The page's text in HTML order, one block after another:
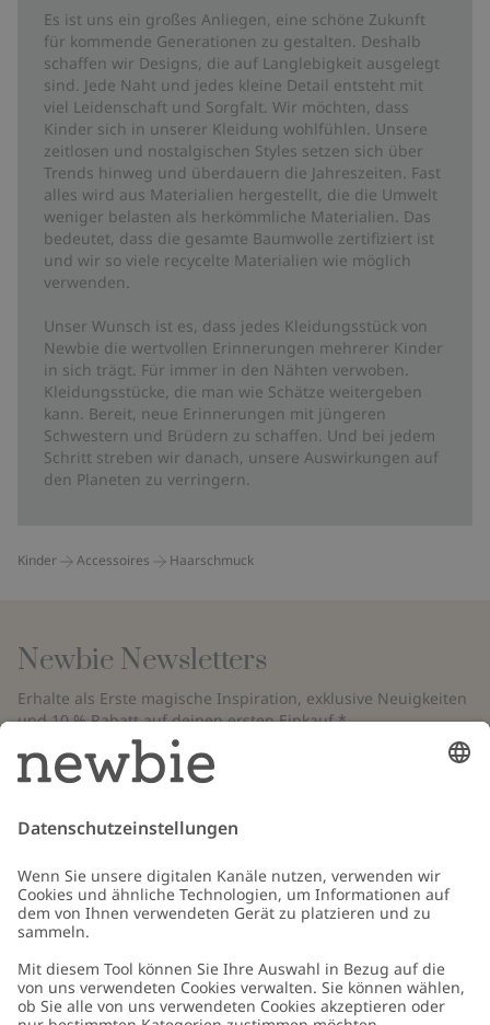
Es ist uns ein großes Anliegen, eine schöne Zukunft
für kommende Generationen zu gestalten. Deshalb
schaffen wir Designs, die auf Langlebigkeit ausgelegt
sind. Jede Naht und jedes kleine Detail entsteht mit
viel Leidenschaft und Sorgfalt. Wir möchten, dass
Kinder sich in unserer Kleidung wohlfühlen. Unsere
zeitlosen und nostalgischen Styles setzen sich über
Trends hinweg und überdauern die Jahreszeiten. Fast
alles wird aus Materialien hergestellt, die die Umwelt
weniger belasten als herkömmliche Materialien. Das
bedeutet, dass die gesamte Baumwolle zertifiziert ist
und wir so viele recycelte Materialien wie möglich
verwenden.
Unser Wunsch ist es, dass jedes Kleidungsstück von
Newbie die wertvollen Erinnerungen mehrerer Kinder
in sich trägt. Für immer in den Nähten verwoben.
Kleidungsstücke, die man wie Schätze weitergeben
kann. Bereit, neue Erinnerungen mit jüngeren
Schwestern und Brüdern zu schaffen. Und bei jedem
Schritt streben wir danach, unsere Auswirkungen auf
den Planeten zu verringern.
Kinder Accessoires Haarschmuck
Newbie Newsletters
Erhalte als Erste magische Inspiration, exklusive Neuigkeiten
und 10 % Rabatt auf deinen ersten Einkauf.*
*Gilt nur für deine erste Bestellung und ist nicht mit anderen Rabatten
oder Angeboten kombinierbar. Gilt nicht für limitierte Artikel. Bitte
überprüfe deinen Spam-Ordner. Lies unsere
Schicken